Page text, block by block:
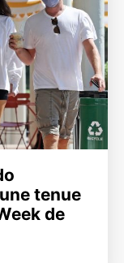
tenue
de